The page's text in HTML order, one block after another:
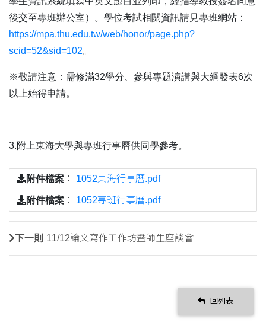
後交至專班辦公室）。學位考試相關資訊請見專班網站：
https://mpa.thu.edu.tw/web/honor/page.php?
scid=52&sid=102。
※敬請注意：需修滿32學分、參與專題演講與大綱發表6次
以上始得申請。
3.附上東海大學與專班行事曆供同學參考。
附件檔案 ： 1052東海行事曆.pdf
附件檔案 ： 1052專班行事曆.pdf
下一則 11/12論文寫作工作坊暨師生座談會
回列表